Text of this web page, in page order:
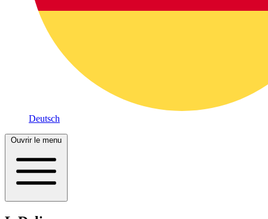
Deutsch
Ouvrir le menu